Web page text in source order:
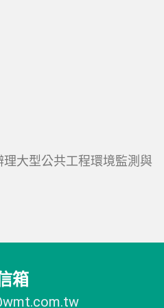
大型公共工程環境監測與
箱